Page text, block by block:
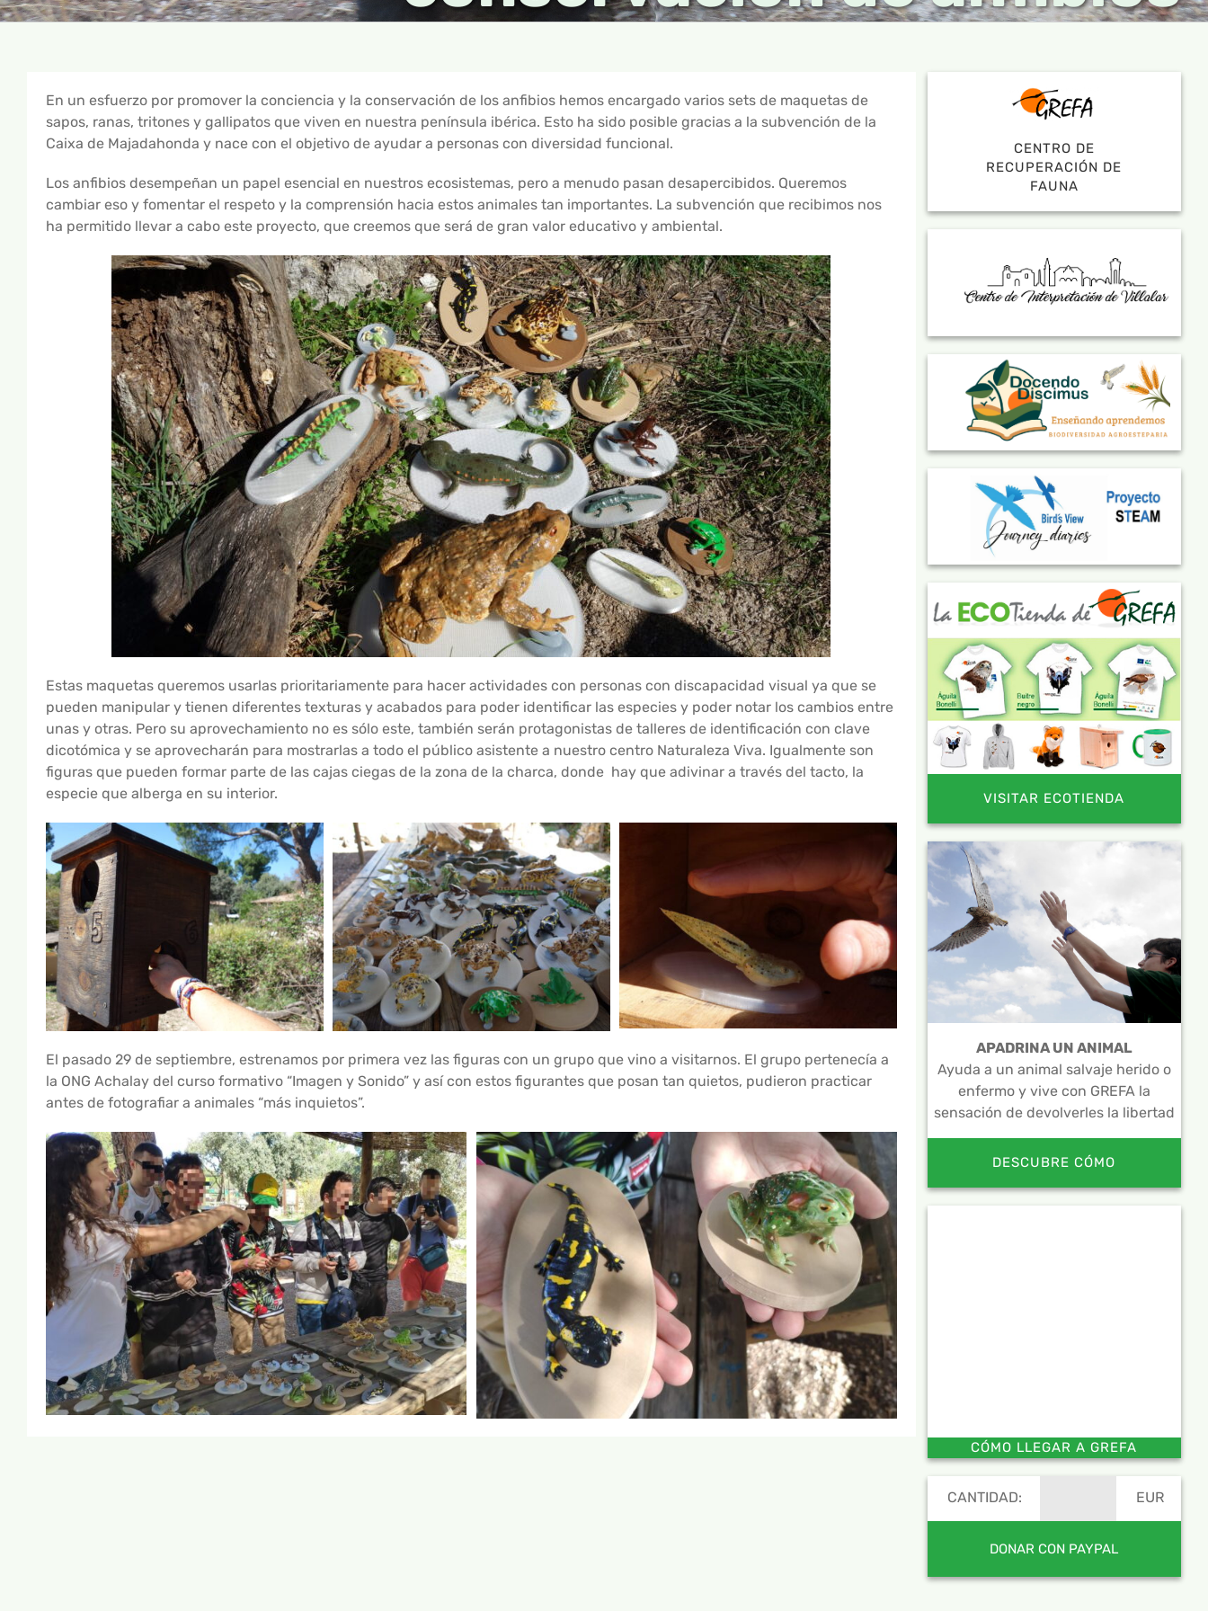
En un esfuerzo por promover la conciencia y la conservación de los anfibios hemos encargado varios sets de maquetas de
sapos, ranas, tritones y gallipatos que viven en nuestra península ibérica. Esto ha sido posible gracias a la subvención de la
Caixa de Majadahonda y nace con el objetivo de ayudar a personas con diversidad funcional.
Los anfibios desempeñan un papel esencial en nuestros ecosistemas, pero a menudo pasan desapercibidos. Queremos
cambiar eso y fomentar el respeto y la comprensión hacia estos animales tan importantes. La subvención que recibimos nos
ha permitido llevar a cabo este proyecto, que creemos que será de gran valor educativo y ambiental.
Estas maquetas queremos usarlas prioritariamente para hacer actividades con personas con discapacidad visual ya que se
pueden manipular y tienen diferentes texturas y acabados para poder identificar las especies y poder notar los cambios entre
unas y otras. Pero su aprovechamiento no es sólo este, también serán protagonistas de talleres de identificación con clave
dicotómica y se aprovecharán para mostrarlas a todo el público asistente a nuestro centro Naturaleza Viva. Igualmente son
figuras que pueden formar parte de las cajas ciegas de la zona de la charca, donde hay que adivinar a través del tacto, la
especie que alberga en su interior.
El pasado 29 de septiembre, estrenamos por primera vez las figuras con un grupo que vino a visitarnos. El grupo pertenecía a
la ONG Achalay del curso formativo “Imagen y Sonido” y así con estos figurantes que posan tan quietos, pudieron practicar
antes de fotografiar a animales “más inquietos”.
CENTRO DE
RECUPERACIÓN DE
FAUNA
VISITAR ECOTIENDA
APADRINA UN ANIMAL
Ayuda a un animal salvaje herido o
enfermo y vive con GREFA la
sensación de devolverles la libertad
DESCUBRE CÓMO
CÓMO LLEGAR A GREFA
CANTIDAD: EUR